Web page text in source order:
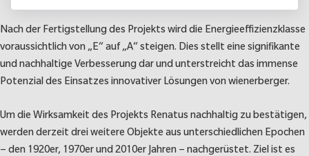
Nach der Fertigstellung des Projekts wird die Energieeffizienzklasse
voraussichtlich von „E“ auf „A“ steigen. Dies stellt eine signifikante
und nachhaltige Verbesserung dar und unterstreicht das immense
Potenzial des Einsatzes innovativer Lösungen von wienerberger.
Um die Wirksamkeit des Projekts Renatus nachhaltig zu bestätigen,
werden derzeit drei weitere Objekte aus unterschiedlichen Epochen
– den 1920er, 1970er und 2010er Jahren – nachgerüstet. Ziel ist es